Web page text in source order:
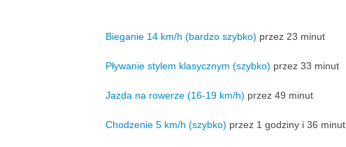
Bieganie 14 km/h (bardzo szybko) przez 23 minut
Pływanie stylem klasycznym (szybko) przez 33 minut
Jazda na rowerze (16-19 km/h) przez 49 minut
Chodzenie 5 km/h (szybko) przez 1 godziny i 36 minut